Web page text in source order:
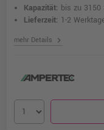
Kapazität: bis zu 3150
Lieferzeit: 1-2
mehr Details chevron_right